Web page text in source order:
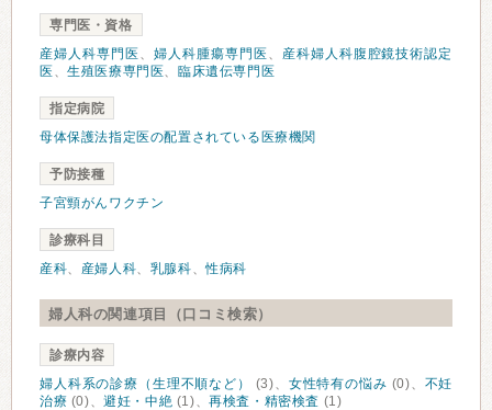
専門医・資格
産婦人科専門医 、 婦人科腫瘍専門医 、 産科婦人科腹腔鏡技術認定
医 、生殖医療専門医、臨床遺伝専門医
指定病院
母体保護法指定医の配置されている医療機関
予防接種
子宮頸がんワクチン
診療科目
産科、 産婦人科、 乳腺科、性病科
婦人科の関連項目（口コミ検索）
診療内容
婦人科系の診療（生理不順など）
(3)、 女性特有の悩み (0)、 不妊
治療 (0)、避妊・中絶 (1)、再検査・精密検査 (1)